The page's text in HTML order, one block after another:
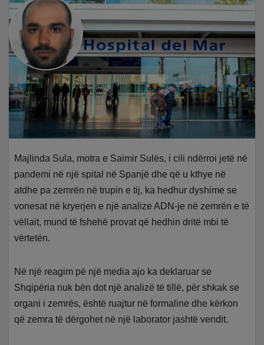
Majlinda Sula, motra e Saimir Sulës, i cili ndërroi jetë në
pandemi në një spital në Spanjë dhe që u kthye në
atdhe pa zemrën në trupin e tij, ka hedhur dyshime se
vonesat në kryerjen e një analize ADN-je në zemrën e të
vëllait, mund të fshehë provat që hedhin dritë mbi të
vërtetën.
Në një reagim pë një media ajo ka deklaruar se
Shqipëria nuk bën dot një analizë të tillë, për shkak se
organi i zemrës, është ruajtur në formaline dhe kërkon
që zemra të dërgohet në një laborator jashtë vendit.